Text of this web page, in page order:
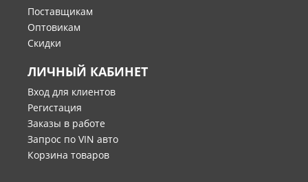
Поставщикам
Оптовикам
Скидки
ЛИЧНЫЙ КАБИНЕТ
Вход для клиентов
Регистация
Заказы в работе
Запрос по VIN авто
Корзина товаров